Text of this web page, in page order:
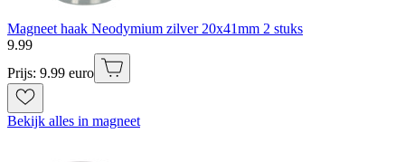
Magneet haak Neodymium zilver 20x41mm 2 stuks
9.99
Prijs: 9.99 euro
Bekijk alles in magneet